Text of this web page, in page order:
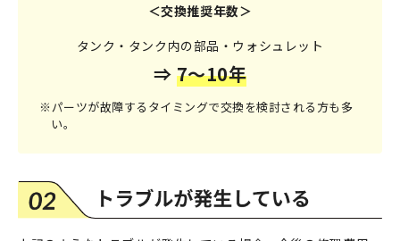
＜交換推奨年数＞
タンク・タンク内の部品・ウォシュレット
⇒ 7〜10年
※パーツが故障するタイミングで交換を検討される方も多
い。